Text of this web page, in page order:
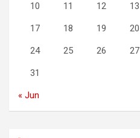
10 11 12 13
17 18 19 20
24 25 26 27
31
« Jun